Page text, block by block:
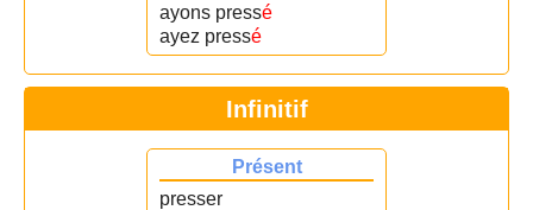
ayons pressé
ayez pressé
Infinitif
Présent
presser